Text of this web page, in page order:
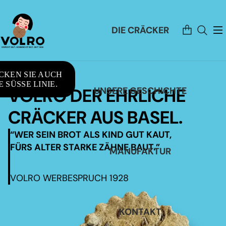
DIE CRÄCKER
UNSERE GESCHICHTE
MANUFAKTUR
KONTAKT
Artikel
im
Warenkorb
SIE AUCH
SÜSSE LINIE.
VOLRO DER EHRLICHE
CRÄCKER AUS BASEL.
“WER SEIN BROT ALS KIND GUT KAUT,
FÜRS ALTER STARKE ZÄHNE BAUT.”
VOLRO WERBESPRUCH 1928